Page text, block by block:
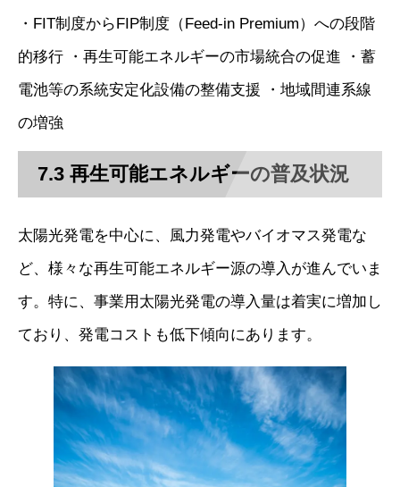
・FIT制度からFIP制度（Feed-in Premium）への段階
的移行 ・再生可能エネルギーの市場統合の促進 ・蓄
電池等の系統安定化設備の整備支援 ・地域間連系線
の増強
7.3 再生可能エネルギーの普及状況
太陽光発電を中心に、風力発電やバイオマス発電な
ど、様々な再生可能エネルギー源の導入が進んでいま
す。特に、事業用太陽光発電の導入量は着実に増加し
ており、発電コストも低下傾向にあります。